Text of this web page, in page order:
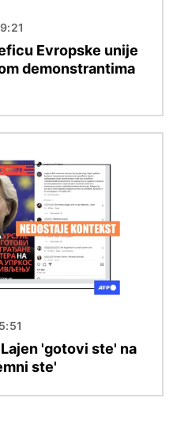
Evropske unije
demonstrantima
'gotovi ste' na
ste'